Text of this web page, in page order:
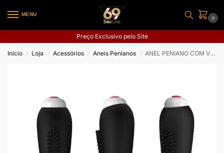
MENU
0
Preço Exclusivo pelo Site
Início / Loja / Acessórios / Aneis Penianos / ANEL PENIANO COM VIBRADOR DUETS